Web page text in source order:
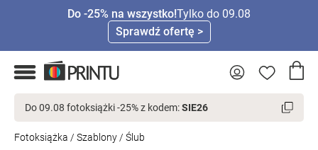
Do -25% na wszystko!Tylko do 09.08
Sprawdź ofertę >
Do 09.08 fotoksiążki -25% z kodem:SIE26
Fotoksiążka / Szablony / Ślub